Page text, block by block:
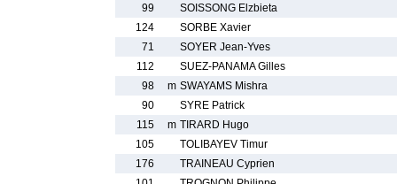
99
SOISSONG Elzbieta
124
SORBE Xavier
71
SOYER Jean-Yves
112
SUEZ-PANAMA Gilles
98
m SWAYAMS Mishra
90
SYRE Patrick
115
m TIRARD Hugo
105
TOLIBAYEV Timur
176
TRAINEAU Cyprien